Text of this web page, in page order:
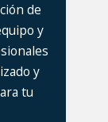
de
y
y
tu